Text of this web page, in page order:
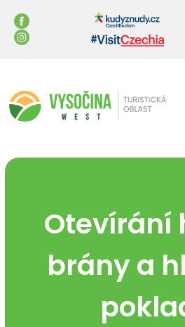
Otevírání
brány a